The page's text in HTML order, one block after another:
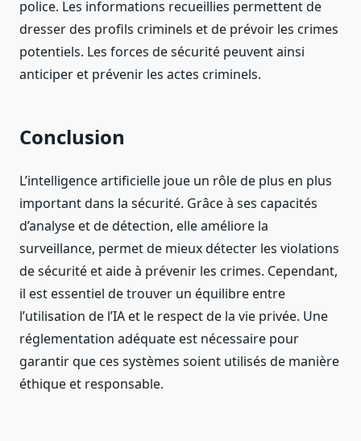
police. Les informations recueillies permettent de
dresser des profils criminels et de prévoir les crimes
potentiels. Les forces de sécurité peuvent ainsi
anticiper et prévenir les actes criminels.
Conclusion
L’intelligence artificielle joue un rôle de plus en plus
important dans la sécurité. Grâce à ses capacités
d’analyse et de détection, elle améliore la
surveillance, permet de mieux détecter les violations
de sécurité et aide à prévenir les crimes. Cependant,
il est essentiel de trouver un équilibre entre
l’utilisation de l’IA et le respect de la vie privée. Une
réglementation adéquate est nécessaire pour
garantir que ces systèmes soient utilisés de manière
éthique et responsable.